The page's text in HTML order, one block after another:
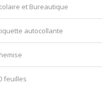
et Bureautique
autocollante
feuilles